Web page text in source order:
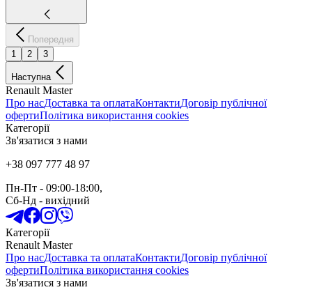
Попередня
1
2 3
Наступна
Renault Master
Про насДоставка та оплатаКонтактиДоговір публічної
офертиПолітика використання cookies
Категорії
Зв'язатися з нами
+38 097 777 48 97
Пн-Пт - 09:00-18:00,
Сб-Нд - вихідний
Категорії
Renault Master
Про насДоставка та оплатаКонтактиДоговір публічної
офертиПолітика використання cookies
Зв'язатися з нами